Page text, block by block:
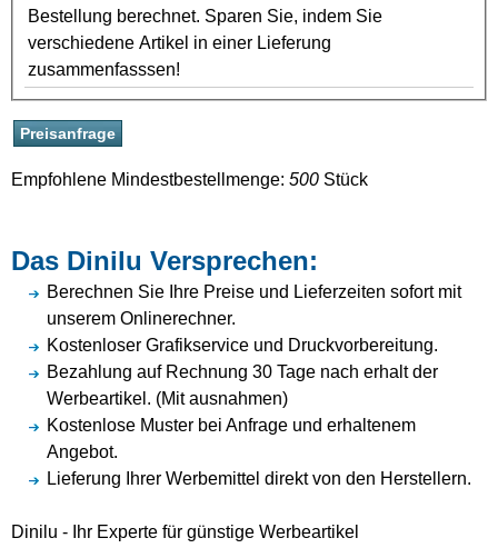
Bestellung berechnet. Sparen Sie, indem Sie
verschiedene Artikel in einer Lieferung
zusammenfasssen!
Empfohlene Mindestbestellmenge: 500 Stück
Das Dinilu Versprechen:
Berechnen Sie Ihre Preise und Lieferzeiten sofort mit
unserem Onlinerechner.
Kostenloser Grafikservice und Druckvorbereitung.
Bezahlung auf Rechnung 30 Tage nach erhalt der
Werbeartikel. (Mit ausnahmen)
Kostenlose Muster bei Anfrage und erhaltenem
Angebot.
Lieferung Ihrer Werbemittel direkt von den Herstellern.
Dinilu - Ihr Experte für günstige Werbeartikel